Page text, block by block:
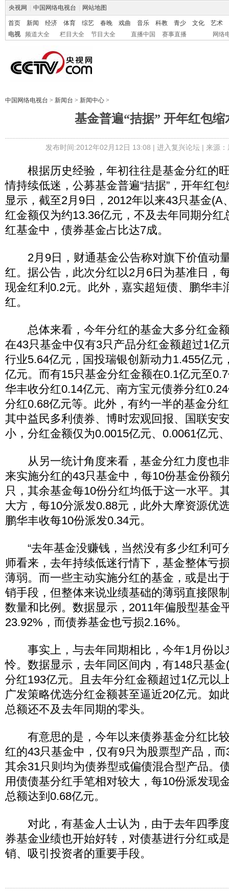
央视网 中国网络电视台 网站地图
首页 新闻 经济 体育 综艺 春晚 戏曲 音乐 科教 青少 文化
艺术
电视
频道大全 栏目大全 节目大全 直播中国 赛事直播 网络
中国网络电视台 > 新闻台 > 新闻中心 >
基金普遍“拮据” 开年红包缩
发布时间:2012年02月12日 13:08 | 进入复兴论坛| 来源
根据历史经验，年初往往是基金分红的
情持续低迷，公募基金普遍“拮据”，开年红
显示，截至2月9日，2012年以来43只基金(A
红金额仅为约13.36亿元，不及去年同期分红
红基金中，债券基金占比达7成。
2月9日，财通基金公告称对旗下价值动
红。据公告，此次分红以2月6日为基准日，
现金红利0.2元。此外，嘉实超短债、鹏华丰
红。
总体来看，今年分红的基金大多分红金
在43只基金中仅有3只产品分红金额超过1亿
行业5.64亿元，国投瑞银创新动力1.455亿元
亿元。而有15只基金分红金额在0.1亿元至
华丰收分红0.14亿元、南方宝元债券分红
分红0.68亿元等。此外，有约一半的基金分
其中益民多利债券、博时宏观回报、国联安
小，分红金额仅为0.0015亿元、0.0061亿元
从另一统计角度来看，基金分红力度也
来实施分红的43只基金中，每10份基金份额
只，其余基金每10份分红均低于这一水平。
大方，每10分派发0.88元，此外大摩资源优
鹏华丰收每10份派发0.34元。
“去年基金没赚钱，当然没有多少红利可
师看来，去年持续低迷行情下，基金整体亏
薄弱。而一些主动实施分红的基金，或是出
销手段，但整体来说业绩基础的薄弱直接限
数量和比例。数据显示，2011年偏股型基金
23.92%，而债券基金也亏损2.16%。
事实上，与去年同期相比，今年1月份以
怜。数据显示，去年同区间内，有148只基
分红193亿元。且去年分红金额超过1亿元以
广发策略优选分红金额甚至逼近20亿元。如
总额还不及去年同期的零头。
有意思的是，今年以来债券基金分红比
红的43只基金中，仅有9只为股票型产品，
其余31只则均为债券型或偏债混合型产品。
用债债基分红手笔相对较大，每10份派发现
总额达到0.68亿元。
对此，有基金人士认为，由于去年四季
券基金业绩也开始好转，对债基进行分红或
销、吸引投资者的重要手段。